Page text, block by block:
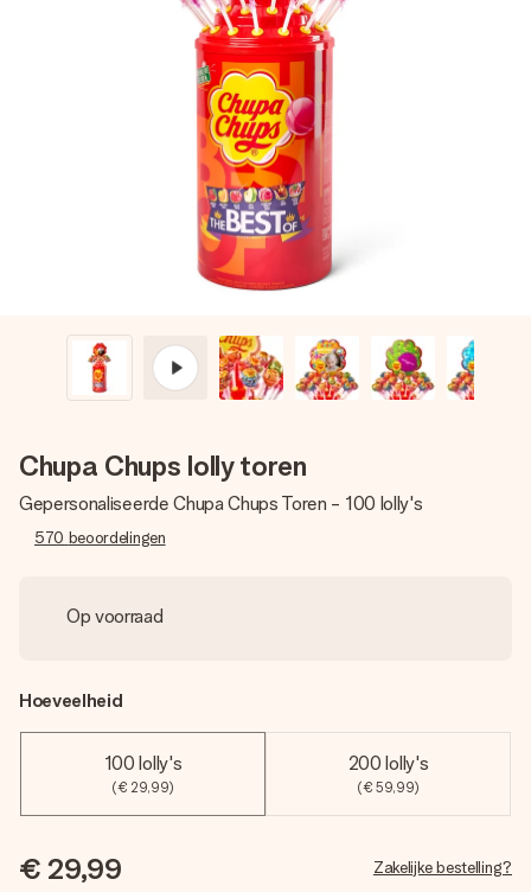
Gratis wenskaartje
Je maakt in een paar stappen iets unieks – met haar naam,
jullie foto of een boodschap die raakt. Zonder gedoe, maar
met alle aandacht voor het moment.
Chupa Chups lolly toren
Gepersonaliseerde Chupa Chups Toren - 100 lolly's
570 beoordelingen
Op voorraad
Hoeveelheid
100 lolly's
(€ 29,99)
200 lolly's
(€ 59,99)
€ 29,99 Zakelijke bestelling?